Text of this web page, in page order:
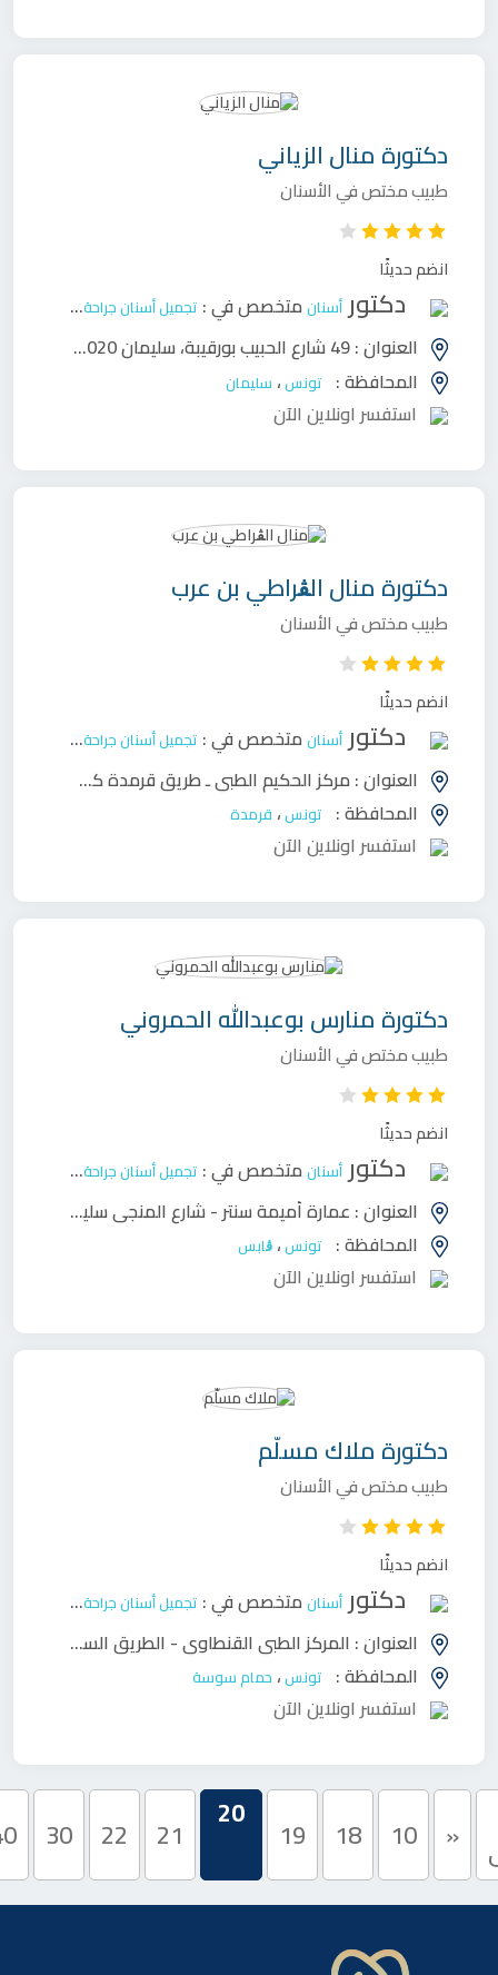
دكتورة منال الزياني
طبيب مختص في الأسنان
انضم حديثًا
دكتورأسنانمتخصص في : تجميل أسنانجراحة وجه وفكين
العنوان :49 شارع الحبيب بورقيبة، سليمان 8020
،
المحافظة : تونس، سليمان
استفسر اونلاين الآن
دكتورة منال الڨراطي بن عرب
طبيب مختص في الأسنان
انضم حديثًا
دكتورأسنانمتخصص في : تجميل أسنانجراحة وجه وفكين
العنوان :مركز الحكيم الطبي ـ طريق قرمدة كم 3 ـ صفاقس
المحافظة : تونس، قرمدة
استفسر اونلاين الآن
دكتورة منارس بوعبدالله الحمروني
طبيب مختص في الأسنان
انضم حديثًا
دكتورأسنانمتخصص في : تجميل أسنانجراحة وجه وفكين
العنوان : عمارة أميمة سنتر - شارع المنجي سليم ـ قابس
المحافظة : تونس،ڨابس
استفسر اونلاين الآن
دكتورة ملاك مسلّم
طبيب مختص في الأسنان
انضم حديثًا
دكتورأسنانمتخصص في : تجميل أسنانجراحة وجه وفكين
العنوان : المركز الطبي القنطاوي - الطريق السياحية، حمام سوسة
المحافظة : تونس، حمام سوسة
استفسر اونلاين الآن
«
10
18
19
20
21
22
30